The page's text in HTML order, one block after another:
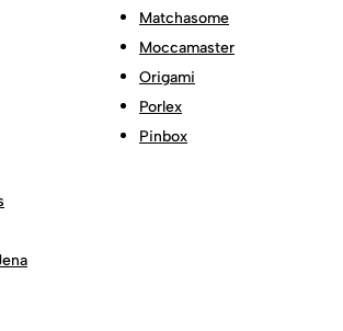
Matchasome
Moccamaster
Origami
Porlex
Pinbox